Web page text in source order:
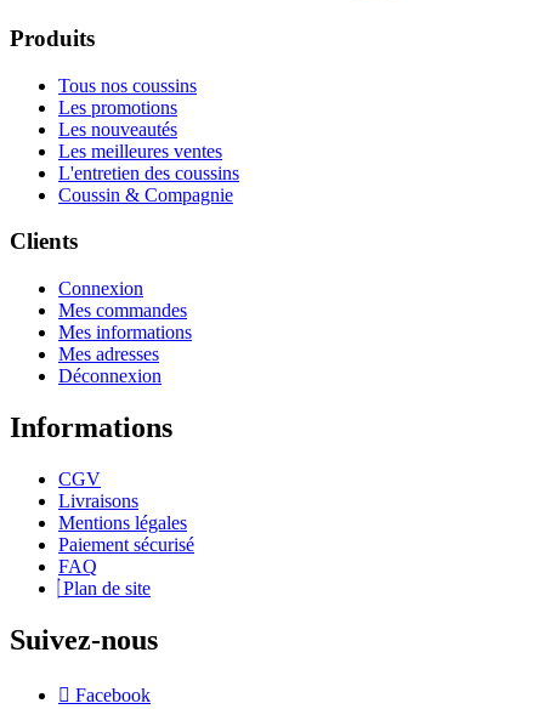
Produits
Tous nos coussins
Les promotions
Les nouveautés
Les meilleures ventes
L'entretien des coussins
Coussin & Compagnie
Clients
Connexion
Mes commandes
Mes informations
Mes adresses
Déconnexion
Informations
CGV
Livraisons
Mentions légales
Paiement sécurisé
FAQ
Plan de site
Suivez-nous
Facebook